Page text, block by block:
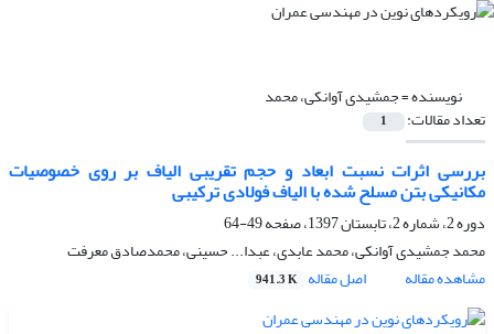
نویسنده =جمشیدی آوانکی، محمد
تعداد مقالات: 1
بررسی اثرات نسبت ابعاد و حجم تقریبی الیاف بر روی خصوصیات
مکانیکی بتن مسلح شده با الیاف فولادی ترکیبی
دوره 2، شماره 2، تابستان 1397، صفحه
49-64
محمد جمشیدی آوانکی، محمد عابدی، عبدا... حسینی، محمدصادق معرفت
مشاهده مقاله
اصل مقاله 941.3 K